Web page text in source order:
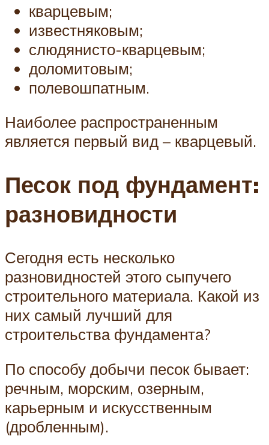
кварцевым;
известняковым;
слюдянисто-кварцевым;
доломитовым;
полевошпатным.
Наиболее распространенным
является первый вид – кварцевый.
Песок под фундамент:
разновидности
Сегодня есть несколько
разновидностей этого сыпучего
строительного материала. Какой из
них самый лучший для
строительства фундамента?
По способу добычи песок бывает:
речным, морским, озерным,
карьерным и искусственным
(дробленным).